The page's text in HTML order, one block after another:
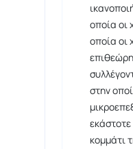
οποία οι
οποία οι
στην
κομμάτι